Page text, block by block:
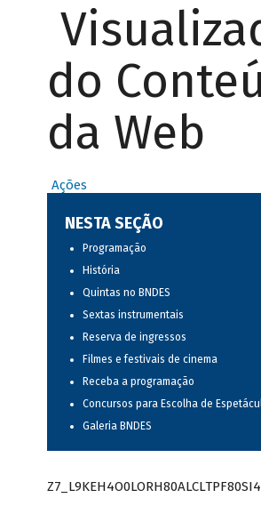
do
da Web
Ações
NESTA SEÇÃO
Programação
História
Quintas no BNDES
Sextas instrumentais
Reserva de ingressos
Filmes e festivais de cinema
Receba a programação
Concursos para Escolha de
Galeria BNDES
Z7_L9KEH4O0LORH80ALCLTPF80SI4